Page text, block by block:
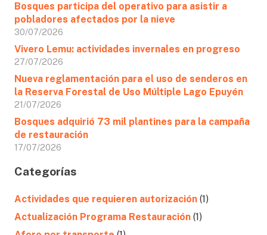
Bosques participa del operativo para asistir a
pobladores afectados por la nieve
30/07/2026
Vivero Lemu: actividades invernales en progreso
27/07/2026
Nueva reglamentación para el uso de senderos en
la Reserva Forestal de Uso Múltiple Lago Epuyén
21/07/2026
Bosques adquirió 73 mil plantines para la campaña
de restauración
17/07/2026
Categorías
Actividades que requieren autorización (1)
Actualización Programa Restauración (1)